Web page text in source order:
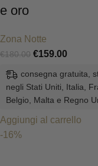
e oro
Zona Notte
€180.00 €159.00
consegna gratuita,
negli Stati Uniti, Italia,
Belgio, Malta e Regno
Aggiungi al carrello
-16%